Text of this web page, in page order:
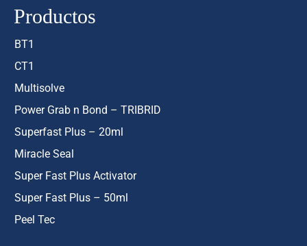
Productos
BT1
CT1
Multisolve
Power Grab n Bond – TRIBRID
Superfast Plus – 20ml
Miracle Seal
Super Fast Plus Activator
Super Fast Plus – 50ml
Peel Tec